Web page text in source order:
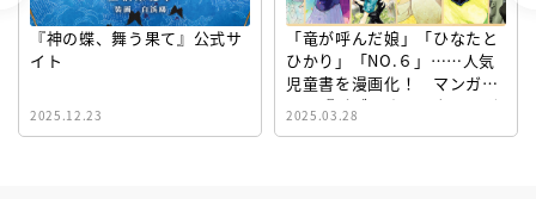
『神の蝶、舞う果て』公式サ
イト
2025.12.23
「竜が呼んだ娘」「ひなたと
ひかり」「NO.６」……人気
児童書を漫画化！ マンガサ
イト『ビブリオシリウス』誕
生！
2025.03.28